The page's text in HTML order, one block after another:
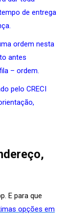
de entrega
ordem nesta
antes
– ordem.
pelo CRECI
E para que
opções em